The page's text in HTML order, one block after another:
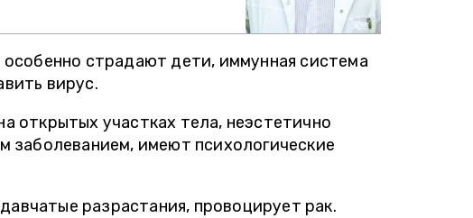
страдают дети, иммунная система
вирус.
открытых участках тела, неэстетично
заболеванием, имеют психологические
разрастания, провоцирует рак.